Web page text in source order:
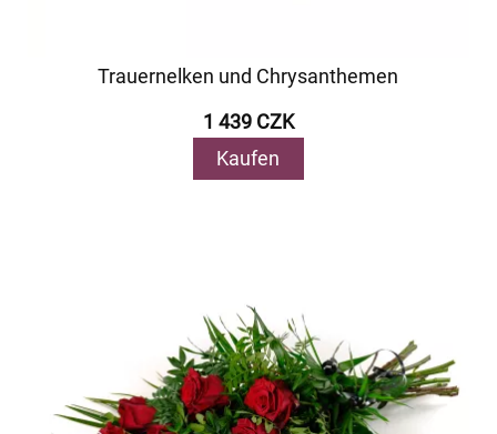
Trauernelken und Chrysanthemen
1 439 CZK
Kaufen